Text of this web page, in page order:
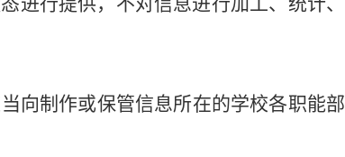
向制作或保管信息所在的学校各职能部